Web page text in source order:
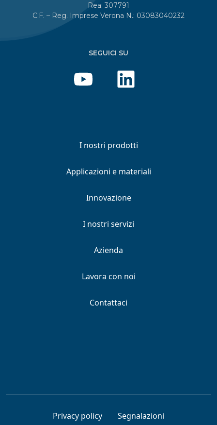
Rea: 307791
C.F. – Reg. Imprese Verona N.: 03083040232
SEGUICI SU
I nostri prodotti
Applicazioni e materiali
Innovazione
I nostri servizi
Azienda
Lavora con noi
Contattaci
Privacy policy Segnalazioni